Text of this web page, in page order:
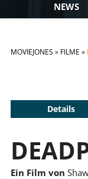
NEWS
MOVIEJONES FILME
Details
Ein Film von